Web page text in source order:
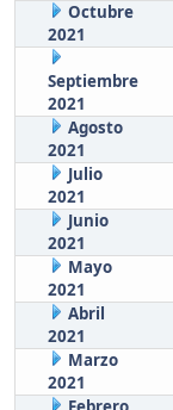
Octubre
2021
Septiembre
2021
Agosto
2021
Julio
2021
Junio
2021
Mayo
2021
Abril
2021
Marzo
2021